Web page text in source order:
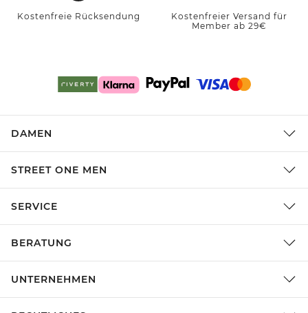
Kostenfreie Rücksendung
Kostenfreier Versand für
Member ab 29€
DAMEN
STREET ONE MEN
SERVICE
BERATUNG
UNTERNEHMEN